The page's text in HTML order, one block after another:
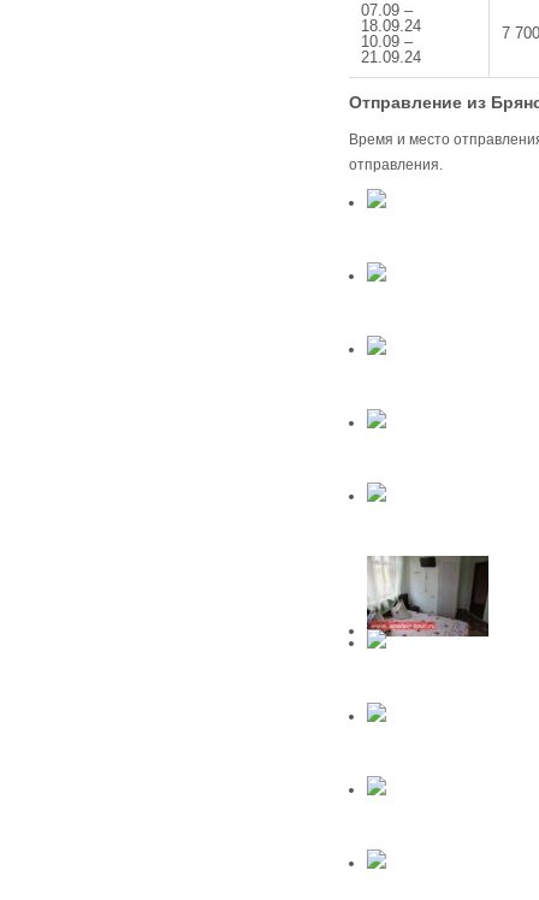
07.09 –
18.09.24
10.09 –
21.09.24
7 700
Отправление из
Время и место
отправления.